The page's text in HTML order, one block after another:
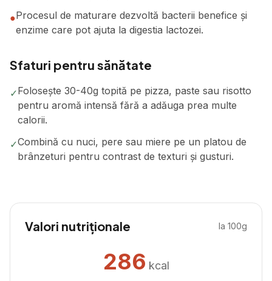
●Procesul de maturare dezvoltă bacterii benefice și
enzime care pot ajuta la digestia lactozei.
Sfaturi pentru sănătate
✓Folosește 30-40g topită pe pizza, paste sau risotto
pentru aromă intensă fără a adăuga prea multe
calorii.
✓Combină cu nuci, pere sau miere pe un platou de
brânzeturi pentru contrast de texturi și gusturi.
Valori nutriționale la 100g
286 kcal